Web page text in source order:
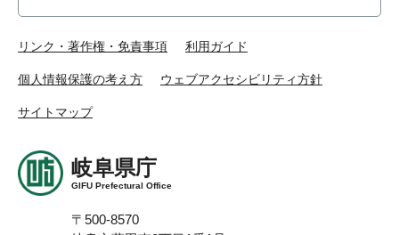
リンク・著作権・免責事項 利用ガイド
個人情報保護の考え方 ウェブアクセシビリティ方針
サイトマップ
岐阜県庁
GIFU Prefectural Office
〒500-8570